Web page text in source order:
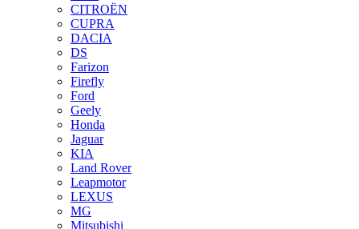
CITROËN
CUPRA
DACIA
DS
Farizon
Firefly
Ford
Geely
Honda
Jaguar
KIA
Land Rover
Leapmotor
LEXUS
MG
Mitsubishi